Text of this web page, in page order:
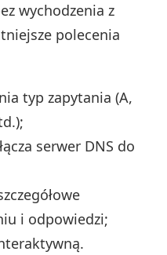
wychodzenia z
polecenia
typ zapytania (A,
serwer DNS do
i odpowiedzi;